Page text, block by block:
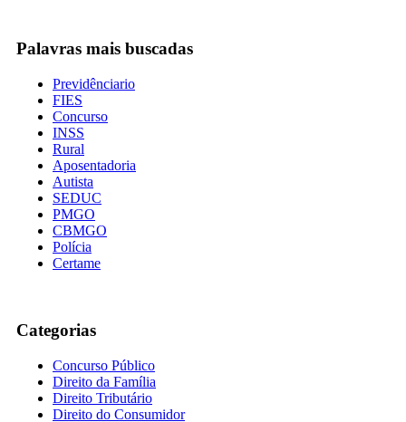
Palavras mais buscadas
Previdênciario
FIES
Concurso
INSS
Rural
Aposentadoria
Autista
SEDUC
PMGO
CBMGO
Polícia
Certame
Categorias
Concurso Público
Direito da Família
Direito Tributário
Direito do Consumidor